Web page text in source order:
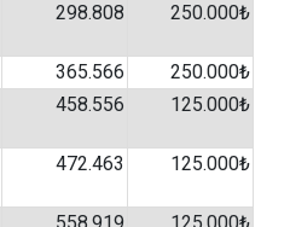
298.808 250.000₺
365.566
250.000₺
458.556 125.000₺
472.463 125.000₺